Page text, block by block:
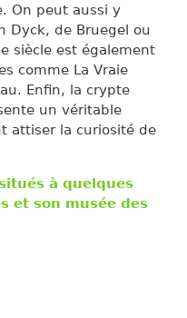
On peut aussi y
Dyck, de Bruegel ou
siècle est également
comme La Vraie
Enfin, la crypte
un véritable
attiser la curiosité de
à quelques
et son musée des